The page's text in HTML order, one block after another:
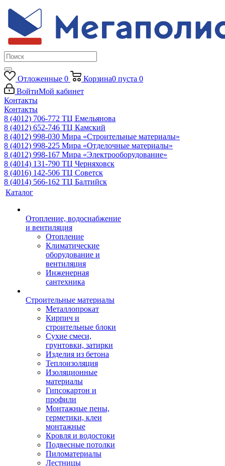
Отложенные 0 Корзина0 пуста 0
ВойтиМой кабинет
Контакты
Контакты
8 (4012) 706-772 ТЦ Емельянова
8 (4012) 652-746 ТЦ Камский
8 (4012) 998-030 Мира «Строительные материалы»
8 (4012) 998-225 Мира «Отделочные материалы»
8 (4012) 998-167 Мира «Электрооборудование»
8 (4014) 131-790 ТЦ Черняховск
8 (4016) 142-506 ТЦ Советск
8 (4014) 566-162 ТЦ Балтийск
Каталог
Отопление, водоснабжение
и вентиляция
Отопление
Климатические
оборудование и
вентиляция
Инженерная
сантехника
Строительные материалы
Металлопрокат
Кирпич и
строительные блоки
Сухие смеси,
грунтовки, затирки
Изделия из бетона
Теплоизоляция
Изоляционные
материалы
Гипсокартон и
профили
Монтажные пены,
герметики, клеи
монтажные
Кровля и водостоки
Подвесные потолки
Пиломатериалы
Лестницы